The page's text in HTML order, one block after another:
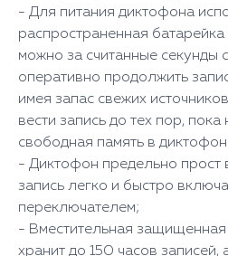
- Для питания диктофона
распространенная
можно за считанные секунды
оперативно продолжить
имея запас свежих
вести запись до тех пор, пока
свободная память в
- Диктофон предельно прост
запись легко и быстро
переключателем;
- Вместительная
хранит до 150 часов записей,